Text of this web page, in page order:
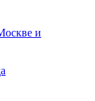
и